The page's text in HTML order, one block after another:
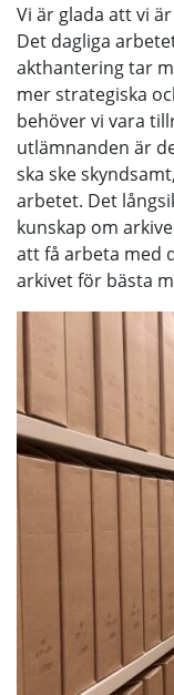
Vi är glada att vi
Det dagliga
akthantering tar
mer strategiska
behöver vi vara
utlämnanden är
ska ske
arbetet. Det
kunskap om
att få arbeta med
arkivet för bästa